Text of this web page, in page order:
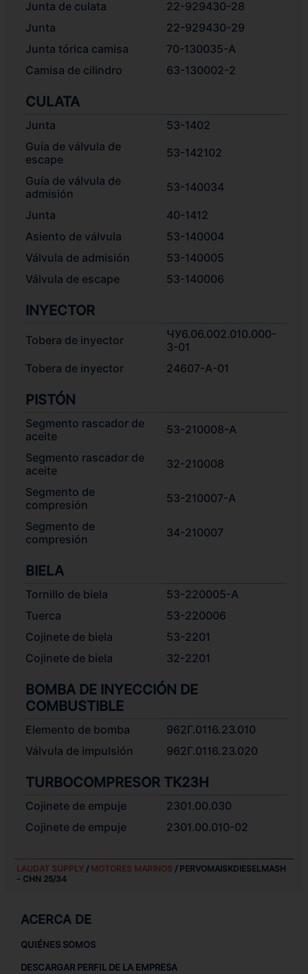
Junta de culata
22-929430-28
Junta
22-929430-29
Junta tórica camisa
70-130035-А
Camisa de cilindro
63-130002-2
CULATA
Junta
53-1402
Guía de válvula de
escape
53-142102
Guía de válvula de
admisión
53-140034
Junta
40-1412
Asiento de válvula
53-140004
Válvula de admisión
53-140005
Válvula de escape
53-140006
INYECTOR
Tobera de inyector
ЧУ6.06.002.010.000-
3-01
Tobera de inyector
24607-А-01
PISTÓN
Segmento rascador de
aceite
53-210008-А
Segmento rascador de
aceite
32-210008
Segmento de
compresión
53-210007-A
Segmento de
compresión
34-210007
BIELA
Tornillo de biela
53-220005-А
Tuerca
53-220006
Cojinete de biela
53-2201
Cojinete de biela
32-2201
BOMBA DE INYECCIÓN DE
COMBUSTIBLE
Elemento de bomba
962Г.0116.23.010
Válvula de impulsión
962Г.0116.23.020
TURBOCOMPRESOR TK23H
Cojinete de empuje
2301.00.030
Cojinete de empuje
2301.00.010-02
LAUDAT SUPPLY/ MOTORES MARINOS / PERVOMAISKDIESELMASH
- CHN 25/34
ACERCA DE
QUIÉNES SOMOS
DESCARGAR PERFIL DE LA EMPRESA